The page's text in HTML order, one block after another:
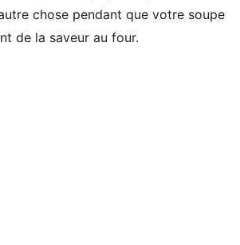
chose pendant que votre soupe
de la saveur au four.